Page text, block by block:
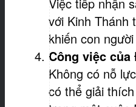
với Kinh Thánh
khiến con
Công việc
Không có nỗ
có thể giải